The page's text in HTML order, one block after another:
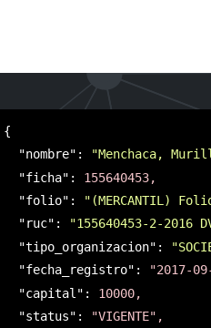
{
"nombre":
"Menchaca,
"ficha":
155640453,
"folio":
"(MERCANTIL)
"ruc":
"155640453-2-2016
"tipo_organizacion":
"fecha_registro":
"2017-
"capital":
10000,
"status": "VIGENTE",